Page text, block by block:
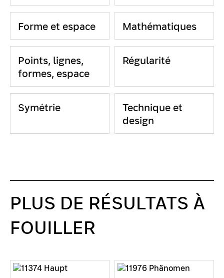
Forme et espace Mathématiques
Points, lignes,
formes, espace
Régularité
Symétrie
Technique et
design
PLUS DE RÉSULTATS À
FOUILLER